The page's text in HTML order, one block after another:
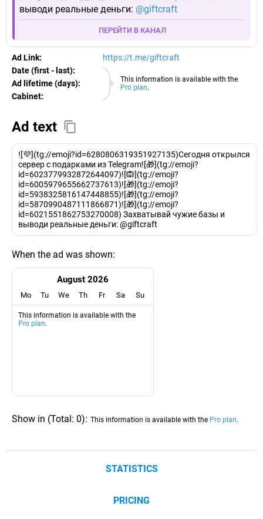
выводи реальные деньги: @giftcraft
ПЕРЕЙТИ В КАНАЛ
Ad Link: https://t.me/giftcraft
This information is available with the
Pro plan.
Date (first - last):
06.08.2026
Ad lifetime (days):
Cabinet:
EURO
Ad text
![💜](tg://emoji?id=6280806319351927135)Сегодня открылся
сервер с подарками из Telegram![🎁](tg://emoji?
id=6023779932872644097)![🙉](tg://emoji?
id=6005979655662737613)![🎁](tg://emoji?
id=5938325816147448855)![🎁](tg://emoji?
id=5870990487111866871)![🎁](tg://emoji?
id=6021551862753270008) Захватывай чужие базы и
выводи реальные деньги: @giftcraft
When the ad was shown:
August 2026
Mo Tu We Th Fr Sa Su
This information is available with the
Pro plan.
Show in (Total: 0): This information is available with the Pro plan.
STATISTICS
PRICING